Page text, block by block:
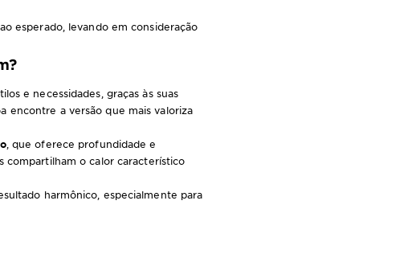
esperado, levando em consideração
e necessidades, graças às suas
encontre a versão que mais valoriza
, que oferece profundidade e
compartilham o calor característico
harmônico, especialmente para